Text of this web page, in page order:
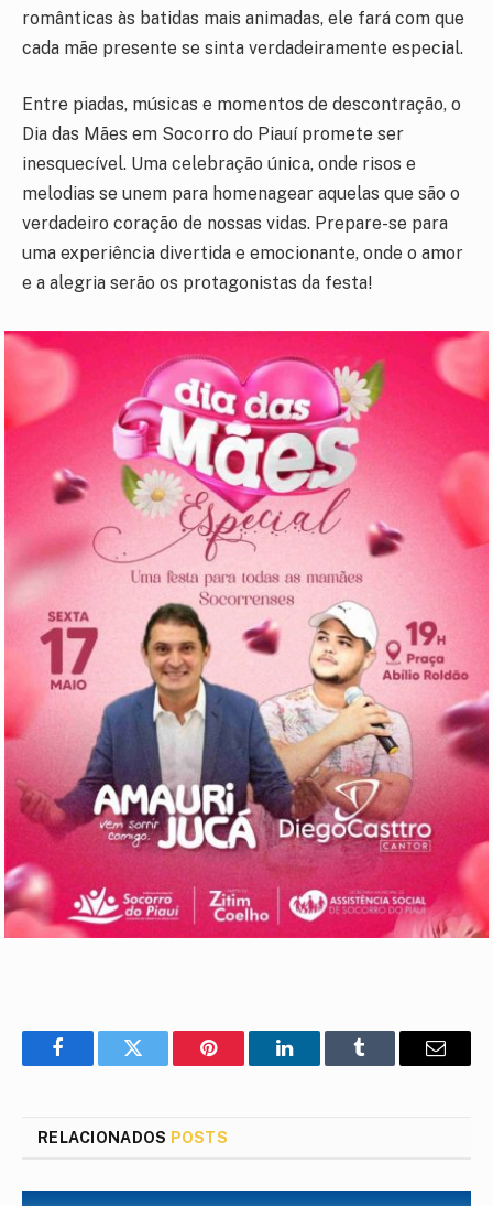
românticas às batidas mais animadas, ele fará com que
cada mãe presente se sinta verdadeiramente especial.
Entre piadas, músicas e momentos de descontração, o
Dia das Mães em Socorro do Piauí promete ser
inesquecível. Uma celebração única, onde risos e
melodias se unem para homenagear aquelas que são o
verdadeiro coração de nossas vidas. Prepare-se para
uma experiência divertida e emocionante, onde o amor
e a alegria serão os protagonistas da festa!
FacebookTwitter Pinterest LinkedInTumblr
E-
RELACIONADOS POSTS